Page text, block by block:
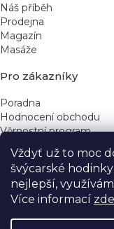
Vždyť už to moc
švýcarské
nejlepší,
Více informací zde
Náš příběh
Prodejna
Magazín
Masáže
Pro zákazníky
Poradna
Hodnocení obchodu
Věrnostní program
Rychlé kontakty
obchod@yeskinye.cz
+420 721 564 754